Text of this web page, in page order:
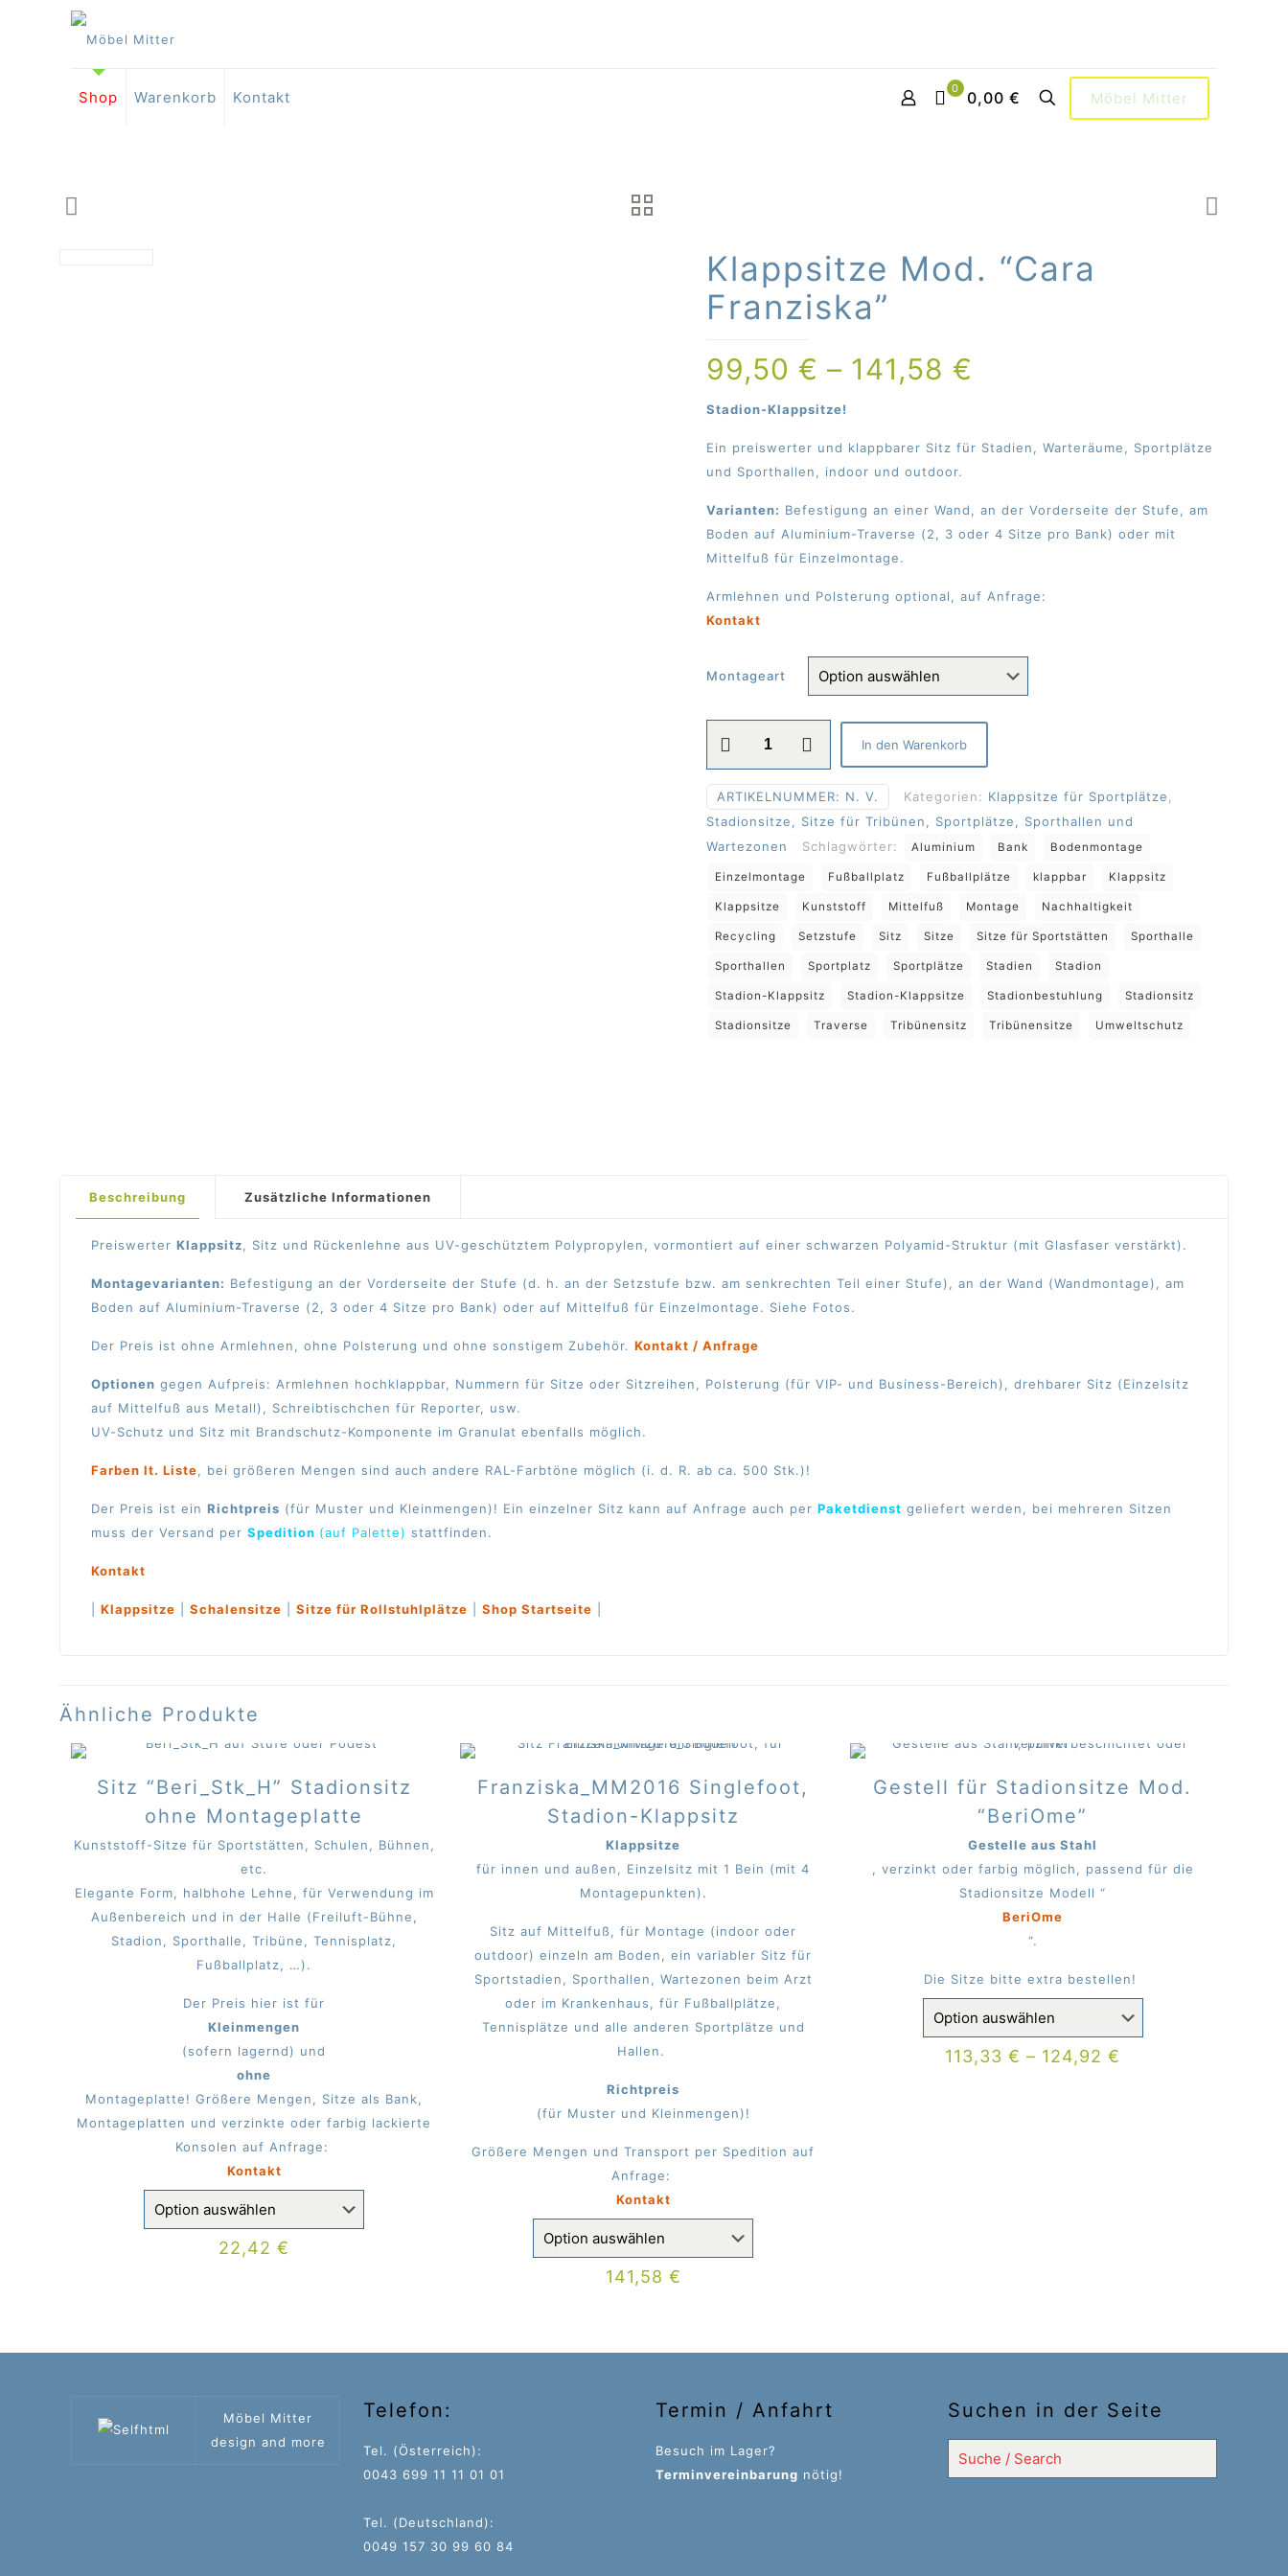
Shop Warenkorb Kontakt 0 0,00 € Möbel Mitter
Klappsitze Mod. “Cara
Franziska”
99,50 € – 141,58 €
Stadion-Klappsitze!
Ein preiswerter und klappbarer Sitz für Stadien, Warteräume, Sportplätze
und Sporthallen, indoor und outdoor.
Varianten: Befestigung an einer Wand, an der Vorderseite der Stufe, am
Boden auf Aluminium-Traverse (2, 3 oder 4 Sitze pro Bank) oder mit
Mittelfuß für Einzelmontage.
Armlehnen und Polsterung optional, auf Anfrage:
Kontakt
Montageart
Mod.
Franziska"
Menge
In den Warenkorb
ARTIKELNUMMER: N. V. Kategorien: Klappsitze für Sportplätze
Stadionsitze, Sitze für Tribünen, Sportplätze, Sporthallen und
Wartezonen
Schlagwörter: Aluminium Bank Bodenmontage
Einzelmontage Fußballplatz Fußballplätze klappbar Klappsitz
Klappsitze Kunststoff Mittelfuß Montage Nachhaltigkeit
Recycling Setzstufe Sitz Sitze Sitze für Sportstätten Sporthalle
Sporthallen Sportplatz Sportplätze Stadien Stadion
Stadion-Klappsitz Stadion-Klappsitze Stadionbestuhlung Stadionsitz
Stadionsitze Traverse Tribünensitz Tribünensitze Umweltschutz
Beschreibung Zusätzliche Informationen
Preiswerter Klappsitz, Sitz und Rückenlehne aus UV-geschütztem Polypropylen, vormontiert auf einer schwarzen Polyamid-Struktur (mit Glasfaser verstärkt).
Montagevarianten: Befestigung an der Vorderseite der Stufe (d. h. an der Setzstufe bzw. am senkrechten Teil einer Stufe), an der Wand (Wandmontage), am
Boden auf Aluminium-Traverse (2, 3 oder 4 Sitze pro Bank) oder auf Mittelfuß für Einzelmontage. Siehe Fotos.
Der Preis ist ohne Armlehnen, ohne Polsterung und ohne sonstigem Zubehör. Kontakt / Anfrage
Optionen gegen Aufpreis: Armlehnen hochklappbar, Nummern für Sitze oder Sitzreihen, Polsterung (für VIP- und Business-Bereich), drehbarer Sitz (Einzelsitz
auf Mittelfuß aus Metall), Schreibtischchen für Reporter, usw.
UV-Schutz und Sitz mit Brandschutz-Komponente im Granulat ebenfalls möglich.
Farben lt. Liste, bei größeren Mengen sind auch andere RAL-Farbtöne möglich (i. d. R. ab ca. 500 Stk.)!
Der Preis ist ein Richtpreis (für Muster und Kleinmengen)! Ein einzelner Sitz kann auf Anfrage auch per Paketdienst geliefert werden, bei mehreren Sitzen
muss der Versand per Spedition (auf Palette) stattfinden.
Kontakt
Klappsitze Schalensitze Sitze für Rollstuhlplätze Shop Startseite
Ähnliche Produkte
Sitz “Beri_Stk_H” Stadionsitz
ohne Montageplatte
Kunststoff-Sitze für Sportstätten, Schulen, Bühnen,
etc.
Elegante Form, halbhohe Lehne, für Verwendung im
Außenbereich und in der Halle (Freiluft-Bühne,
Stadion, Sporthalle, Tribüne, Tennisplatz,
Fußballplatz, …).
Der Preis hier ist für
Kleinmengen
(sofern lagernd) und
ohne
Montageplatte! Größere Mengen, Sitze als Bank,
Montageplatten und verzinkte oder farbig lackierte
Konsolen auf Anfrage:
Kontakt
22,42€
Franziska_MM2016 Singlefoot,
Stadion-Klappsitz
Klappsitze
für innen und außen, Einzelsitz mit 1 Bein (mit 4
Montagepunkten).
Sitz auf Mittelfuß, für Montage (indoor oder
outdoor) einzeln am Boden, ein variabler Sitz für
Sportstadien, Sporthallen, Wartezonen beim Arzt
oder im Krankenhaus, für Fußballplätze,
Tennisplätze und alle anderen Sportplätze und
Hallen.
Richtpreis
(für Muster und Kleinmengen)!
Größere Mengen und Transport per Spedition auf
Anfrage:
Kontakt
141,58 €
Gestell für Stadionsitze Mod.
“BeriOme”
Gestelle aus Stahl
, verzinkt oder farbig möglich, passend für die
Stadionsitze Modell “
BeriOme
“.
Die Sitze bitte extra bestellen!
113,33€ – 124,92€
Möbel Mitter
design and more
Telefon:
Tel. (Österreich):
0043 699 11 11 01 01
Tel. (Deutschland):
0049 157 30 99 60 84
Termin / Anfahrt
Besuch im Lager?
Terminvereinbarung nötig!
Suchen in der Seite